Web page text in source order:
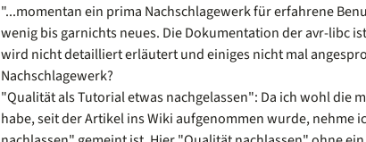
"...momentan ein prima Nachschlagewerk für erfahrene
wenig bis garnichts neues. Die Dokumentation der avr-libc
wird nicht detailliert erläutert und einiges nicht mal
Nachschlagewerk?
"Qualität als Tutorial etwas nachgelassen": Da ich wohl die
habe, seit der Artikel ins Wiki aufgenommen wurde, nehme